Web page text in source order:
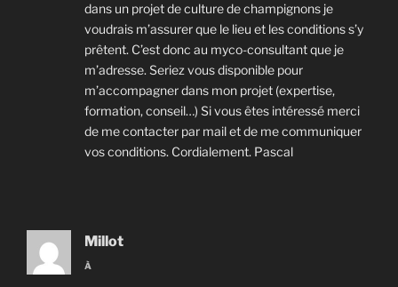
dans un projet de culture de champignons je
voudrais m’assurer que le lieu et les conditions s’y
prêtent. C’est donc au myco-consultant que je
m’adresse. Seriez vous disponible pour
m’accompagner dans mon projet (expertise,
formation, conseil…) Si vous êtes intéressé merci
de me contacter par mail et de me communiquer
vos conditions. Cordialement. Pascal
Millot
À